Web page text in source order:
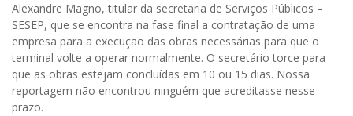
Alexandre Magno, titular da secretaria de Serviços Públicos –
SESEP, que se encontra na fase final a contratação de uma
empresa para a execução das obras necessárias para que o
terminal volte a operar normalmente. O secretário torce para
que as obras estejam concluídas em 10 ou 15 dias. Nossa
reportagem não encontrou ninguém que acreditasse nesse
prazo.